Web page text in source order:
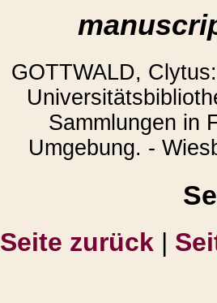
GOTTWALD,
Sammlungen in
Umgebung. -
Seite zurück |